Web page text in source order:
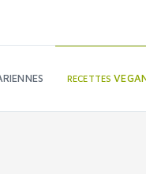
RECETTES